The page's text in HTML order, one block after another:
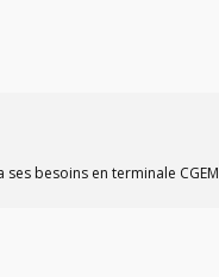
besoins en terminale CGEM